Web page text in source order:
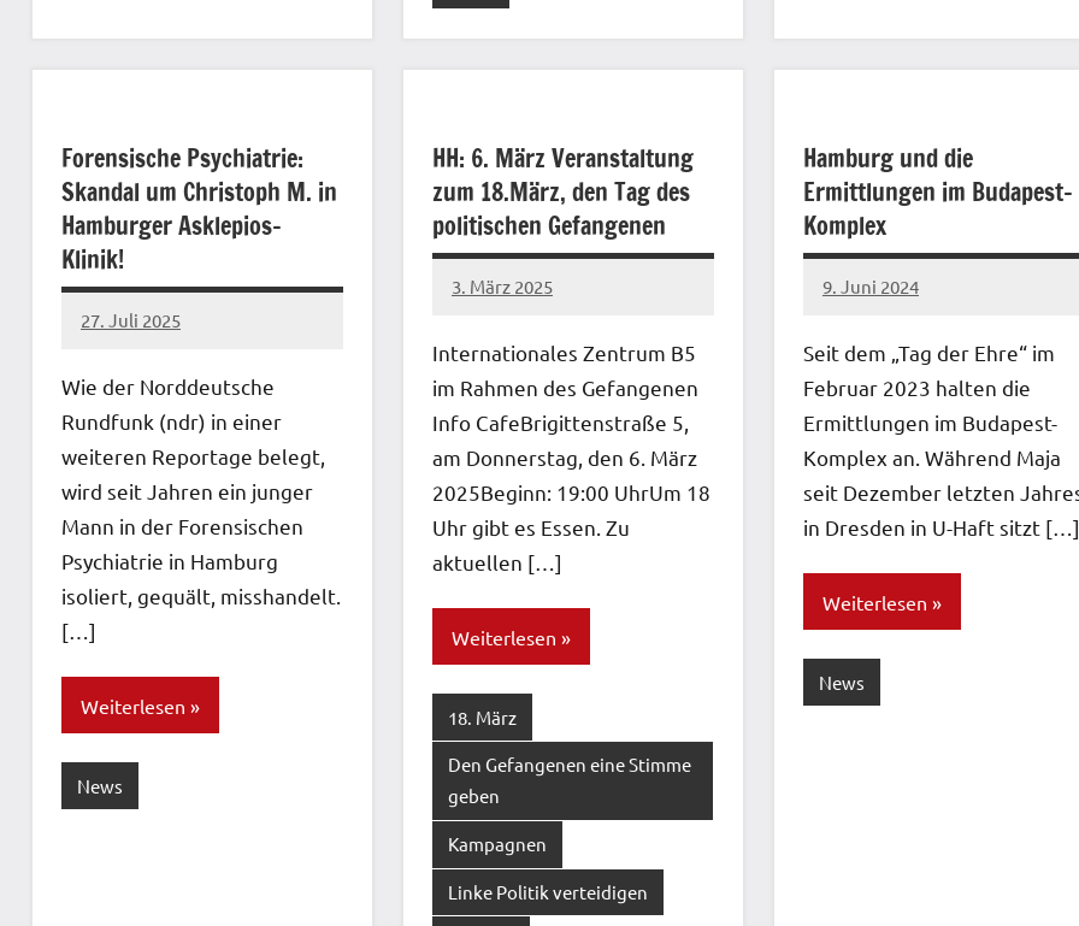
Forensische Psychiatrie:
Skandal um Christoph M. in
Hamburger Asklepios-
Klinik!
27. Juli 2025
network
Wie der Norddeutsche
Rundfunk (ndr) in einer
weiteren Reportage belegt,
wird seit Jahren ein junger
Mann in der Forensischen
Psychiatrie in Hamburg
isoliert, gequält, misshandelt.
[…]
Weiterlesen
News
HH: 6. März Veranstaltung
zum 18.März, den Tag des
politischen Gefangenen
3. März 2025
network
Internationales Zentrum B5
im Rahmen des Gefangenen
Info CafeBrigittenstraße 5,
am Donnerstag, den 6. März
2025Beginn: 19:00 UhrUm 18
Uhr gibt es Essen. Zu
aktuellen […]
Weiterlesen
18. März
Den Gefangenen eine Stimme
geben
Kampagnen
Linke Politik verteidigen
Hamburg und die
Ermittlungen im Budapest-
Komplex
9. Juni 2024
network
Seit dem „Tag der Ehre“ im
Februar 2023 halten die
Ermittlungen im Budapest-
Komplex an. Während Maja
seit Dezember letzten
in Dresden in U-Haft sitzt […]
Weiterlesen
News